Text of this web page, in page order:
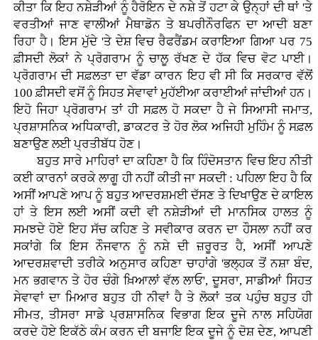
ਕੀਤਾ ਕਿ ਇਹ ਨਸ਼ੇੜੀਆਂ ਨੂੰ ਹੈਰੋਇਨ ਦੇ ਨਸ਼ੇ ਤੋਂ ਹਟਾ ਕੇ ਉਨ੍ਹਾਂ ਦੀ ਥਾਂ 'ਤੇ
ਵਰਤੀਆਂ ਜਾਣ ਵਾਲੀਆਂ ਮੈਥਾਡੋਨ ਤੇ ਬਪਰੀਨੌਰਫਿਨ ਦਾ ਆਦੀ ਬਣਾ
ਰਿਹਾ ਹੈ। ਇਸ ਮੁੱਦੇ 'ਤੇ ਦੇਸ਼ ਵਿਚ ਰੈਫਰੈਂਡਮ ਕਰਾਇਆ ਗਿਆ ਪਰ 75
ਫ਼ੀਸਦੀ ਲੋਕਾਂ ਨੇ ਪ੍ਰੋਗਰਾਮ ਨੂੰ ਚਾਲੂ ਰੱਖਣ ਦੇ ਹੱਕ ਵਿਚ ਵੋਟ ਪਾਈ।
ਪ੍ਰੋਗਰਾਮ ਦੀ ਸਫ਼ਲਤਾ ਦਾ ਵੱਡਾ ਕਾਰਨ ਇਹ ਵੀ ਸੀ ਕਿ ਸਰਕਾਰ ਵੱਲੋਂ
100 ਫ਼ੀਸਦੀ ਵਸੋਂ ਨੂੰ ਸਿਹਤ ਸੇਵਾਵਾਂ ਮੁਹੱਈਆ ਕਰਾਈਆਂ ਜਾਂਦੀਆਂ ਹਨ।
ਇਹੋ ਜਿਹਾ ਪ੍ਰੋਗਰਾਮ ਤਾਂ ਹੀ ਸਫ਼ਲ ਹੋ ਸਕਦਾ ਹੈ ਜੇ ਸਿਆਸੀ ਜਮਾਤ,
ਪ੍ਰਸ਼ਾਸਨਿਕ ਅਧਿਕਾਰੀ, ਡਾਕਟਰ ਤੇ ਹੋਰ ਲੋਕ ਅਜਿਹੀ ਮੁਹਿੰਮ ਨੂੰ ਸਫ਼ਲ
ਬਣਾਉਣ ਲਈ ਪ੍ਰਤੀਬੱਧ ਹੋਣ।
ਬਹੁਤ ਸਾਰੇ ਮਾਹਿਰਾਂ ਦਾ ਕਹਿਣਾ ਹੈ ਕਿ ਹਿੰਦੋਸਤਾਨ ਵਿਚ ਇਹ ਨੀਤੀ
ਕਈ ਕਾਰਨਾਂ ਕਰਕੇ ਲਾਗੂ ਹੀ ਨਹੀਂ ਕੀਤੀ ਜਾ ਸਕਦੀ : ਪਹਿਲਾ ਇਹ ਹੈ ਕਿ
ਅਸੀਂ ਆਪਣੇ ਆਪ ਨੂੰ ਬਹੁਤ ਆਦਰਸ਼ਮਈ ਦੱਸਣ ਤੇ ਦਿਖਾਉਣ ਦੇ ਕਾਇਲ
ਹਾਂ ਤੇ ਇਸ ਲਈ ਅਸੀਂ ਕਦੀ ਵੀ ਨਸ਼ੇੜੀਆਂ ਦੀ ਮਾਨਸਿਕ ਹਾਲਤ ਨੂੰ
ਸਮਝਦੇ ਹੋਏ ਇਹ ਸੱਚ ਕਹਿਣ ਤੇ ਸਵੀਕਾਰ ਕਰਨ ਦਾ ਹੌਸਲਾ ਨਹੀਂ ਕਰ
ਸਕਾਂਗੇ ਕਿ ਇਸ ਨੌਜਵਾਨ ਨੂੰ ਨਸ਼ੇ ਦੀ ਜ਼ਰੂਰਤ ਹੈ, ਅਸੀਂ ਆਪਣੇ
ਆਦਰਸ਼ਵਾਦੀ ਤਰੀਕੇ ਅਨੁਸਾਰ ਕਹਿਣਾ ਚਾਹਾਂਗੇ 'ਭਲ੍ਹਕ ਤੋਂ ਨਸ਼ਾ ਬੰਦ,
ਮਨ ਭਗਵਾਨ ਤੇ ਹੋਰ ਚੰਗੇ ਖ਼ਿਆਲਾਂ ਵੱਲ ਲਾਓ', ਦੂਸਰਾ, ਸਾਡੀਆਂ ਸਿਹਤ
ਸੇਵਾਵਾਂ ਦਾ ਮਿਆਰ ਬਹੁਤ ਹੀ ਨੀਵਾਂ ਹੈ ਤੇ ਲੋਕਾਂ ਤਕ ਪਹੁੰਚ ਬਹੁਤ ਹੀ
ਸੀਮਤ, ਤੀਸਰਾ ਸਾਡੇ ਪ੍ਰਸ਼ਾਸਨਿਕ ਵਿਭਾਗ ਇਕ ਦੂਜੇ ਨਾਲ ਸਹਿਯੋਗ
ਕਰਦੇ ਹੋਏ ਇਕੱਠੇ ਕੰਮ ਕਰਨ ਦੀ ਬਜਾਇ ਇਕ ਦੂਜੇ ਨੂੰ ਦੋਸ਼ ਦੇਣ, ਆਪਣੀ